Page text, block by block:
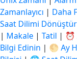
Zamanlayıcı | Daha
Saat Dilimi
| Makale | Tatil | ⏰
Bilgi Edinin | 🌕 Ay